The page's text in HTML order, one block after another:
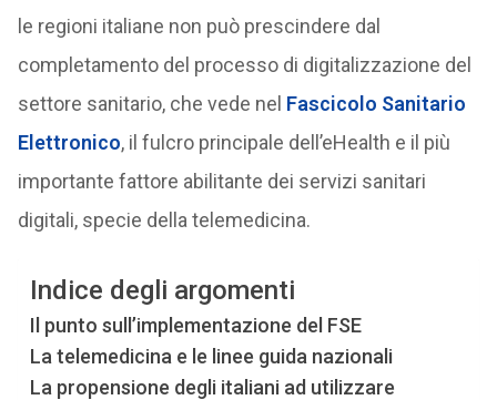
le regioni italiane non può prescindere dal
completamento del processo di digitalizzazione del
settore sanitario, che vede nel Fascicolo Sanitario
Elettronico, il fulcro principale dell’eHealth e il più
importante fattore abilitante dei servizi sanitari
digitali, specie della telemedicina.
Indice degli argomenti
Il punto sull’implementazione del FSE
La telemedicina e le linee guida nazionali
La propensione degli italiani ad utilizzare